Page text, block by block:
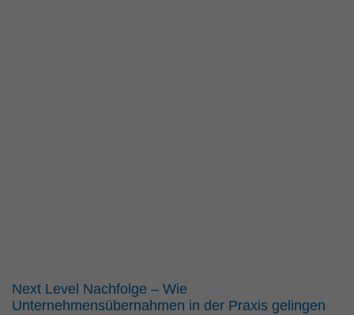
Next Level Nachfolge – Wie
Unternehmensübernahmen in der Praxis gelingen